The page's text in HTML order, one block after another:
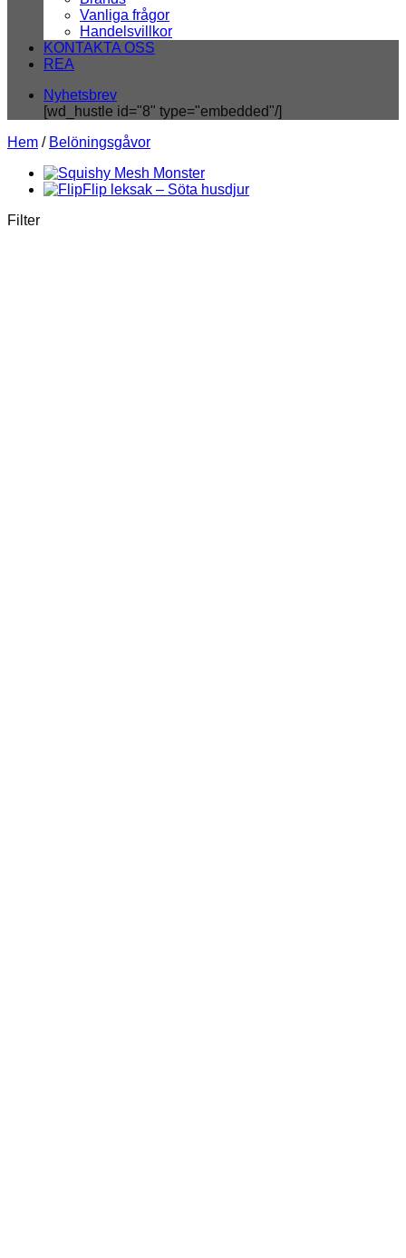
Vanliga frågor
Handelsvillkor
KONTAKTA OSS
REA
Nyhetsbrev
[wd_hustle id="8" type="embedded"/]
Hem / Belöningsgåvor
Filter